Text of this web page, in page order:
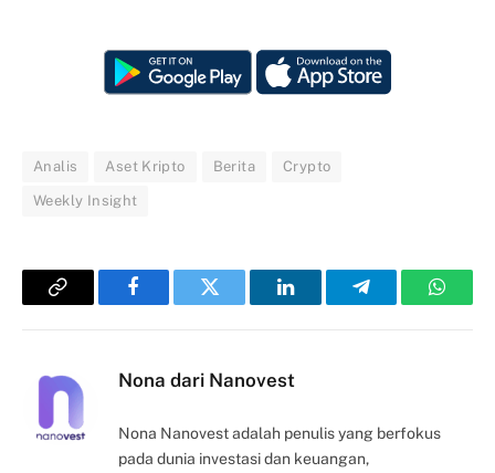
Analis Aset Kripto Berita Crypto
Weekly Insight
Copy
FacebookTwitter LinkedInTelegram
Nona dari Nanovest
Nona Nanovest adalah penulis yang berfokus
pada dunia investasi dan keuangan,